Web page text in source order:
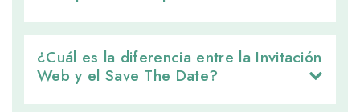
¿Cuál es la diferencia entre la Invitación
Web y el Save The Date?